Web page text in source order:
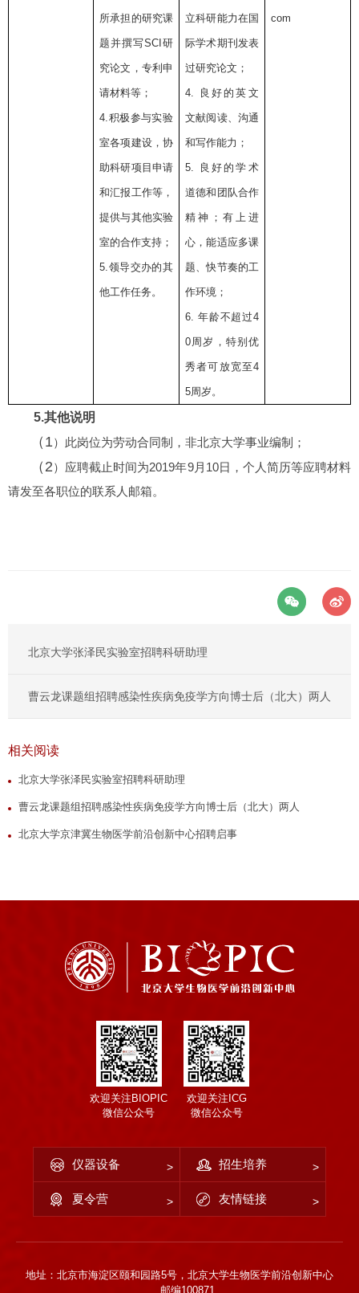
所承担的研究课
题并撰写SCI研
究论文，专利申
请材料等；
4. 积极参与实验
室各项建设，协
助科研项目申请
和汇报工作等，
提供与其他实验
室的合作支持；
5. 领导交办的其
他工作任务。
立科研能力在国
际学术期刊发表
过研究论文；
4. 良好的英文
文献阅读、沟通
和写作能力；
5. 良好的学术
道德和团队合作
精神；有上进
心，能适应多课
题、快节奏的工
作环境；
6. 年龄不超过4
0 周岁，特别优
秀者可放宽至4
5周岁。
com
5.其他说明
（1）此岗位为劳动合同制，非北京大学事业编制；
（2）应聘截止时间为2019年9月10日，个人简历等应聘材料
请发至各职位的联系人邮箱。
北京大学张泽民实验室招聘科研助理
曹云龙课题组招聘感染性疾病免疫学方向博士后（北大）两人
相关阅读
北京大学张泽民实验室招聘科研助理
曹云龙课题组招聘感染性疾病免疫学方向博士后（北大）两人
北京大学京津冀生物医学前沿创新中心招聘启事
欢迎关注BIOPIC
微信公众号
欢迎关注ICG
微信公众号
仪器设备 招生培养
夏令营 友情链接
地址：北京市海淀区颐和园路5号，北京大学生物医学前沿创新中心
邮编100871